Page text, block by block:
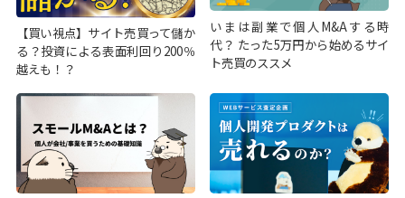
【買い視点】サイト売買って儲か
る？投資による表面利回り200％
越えも！？
いまは副業で個人M&Aする時
代？ たった5万円から始めるサイ
ト売買のススメ